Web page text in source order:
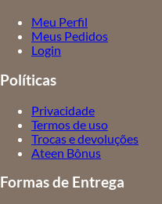
Meu Perfil
Meus Pedidos
Login
Políticas
Privacidade
Termos de uso
Trocas e devoluções
Ateen Bônus
Formas de Entrega